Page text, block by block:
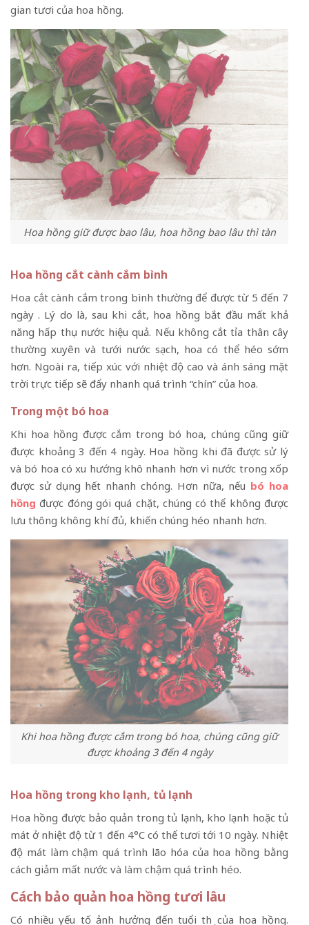
gian tươi của hoa hồng.
Hoa hồng giữ được bao lâu, hoa hồng bao lâu thì tàn
Hoa hồng cắt cành cắm bình
Hoa cắt cành cắm trong bình thường để được từ 5 đến 7
ngày . Lý do là, sau khi cắt, hoa hồng bắt đầu mất khả
năng hấp thụ nước hiệu quả. Nếu không cắt tỉa thân cây
thường xuyên và tưới nước sạch, hoa có thể héo sớm
hơn. Ngoài ra, tiếp xúc với nhiệt độ cao và ánh sáng mặt
trời trực tiếp sẽ đẩy nhanh quá trình “chín” của hoa.
Trong một bó hoa
Khi hoa hồng được cắm trong bó hoa, chúng cũng giữ
được khoảng 3 đến 4 ngày. Hoa hồng khi đã được sử lý
và bó hoa có xu hướng khô nhanh hơn vì nước trong xốp
được sử dụng hết nhanh chóng. Hơn nữa, nếu bó hoa
hồng được đóng gói quá chặt, chúng có thể không được
lưu thông không khí đủ, khiến chúng héo nhanh hơn.
Khi hoa hồng được cắm trong bó hoa, chúng cũng giữ
được khoảng 3 đến 4 ngày
Hoa hồng trong kho lạnh, tủ lạnh
Hoa hồng được bảo quản trong tủ lạnh, kho lạnh hoặc tủ
mát ở nhiệt độ từ 1 đến 4°C có thể tươi tới 10 ngày. Nhiệt
độ mát làm chậm quá trình lão hóa của hoa hồng bằng
cách giảm mất nước và làm chậm quá trình héo.
Cách bảo quản hoa hồng tươi lâu
Có nhiều yếu tố ảnh hưởng đến tuổi thọ của hoa hồng.